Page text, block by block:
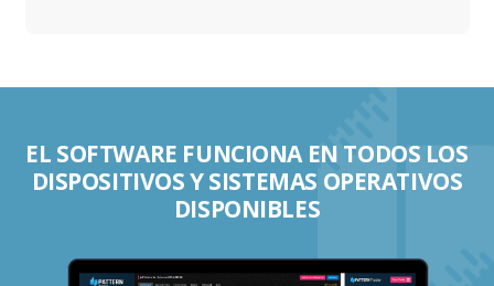
EL SOFTWARE FUNCIONA EN TODOS LOS
DISPOSITIVOS Y SISTEMAS OPERATIVOS
DISPONIBLES